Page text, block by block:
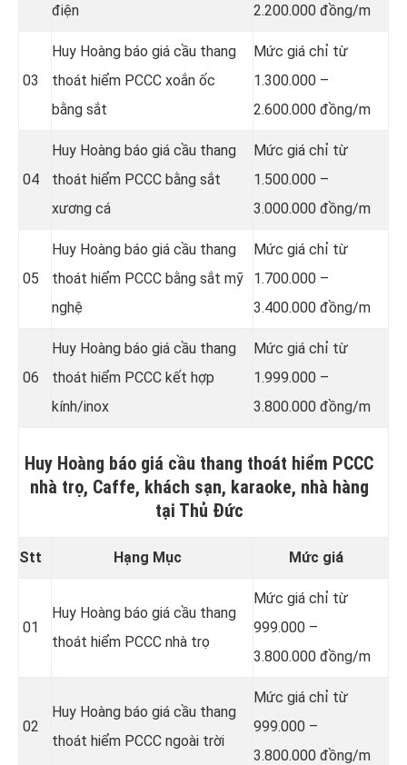
điện
2.200.000 đồng/m
03
Huy Hoàng báo giá cầu thang
thoát hiểm PCCC xoắn ốc
bằng sắt
Mức giá chỉ từ
1.300.000 –
2.600.000 đồng/m
04
Huy Hoàng báo giá cầu thang
thoát hiểm PCCC bằng sắt
xương cá
Mức giá chỉ từ
1.500.000 –
3.000.000 đồng/m
05
Huy Hoàng báo giá cầu thang
thoát hiểm PCCC bằng sắt mỹ
nghệ
Mức giá chỉ từ
1.700.000 –
3.400.000 đồng/m
06
Huy Hoàng báo giá cầu thang
thoát hiểm PCCC kết hợp
kính/inox
Mức giá chỉ từ
1.999.000 –
3.800.000 đồng/m
Huy Hoàng báo giá cầu thang thoát hiểm PCCC
nhà trọ, Caffe, khách sạn, karaoke, nhà hàng
tại Thủ Đức
Stt Hạng Mục Mức giá
01
Huy Hoàng báo giá cầu thang
thoát hiểm PCCC nhà trọ
Mức giá chỉ từ
999.000 –
3.800.000 đồng/m
02
Huy Hoàng báo giá cầu thang
thoát hiểm PCCC ngoài trời
Mức giá chỉ từ
999.000 –
3.800.000 đồng/m